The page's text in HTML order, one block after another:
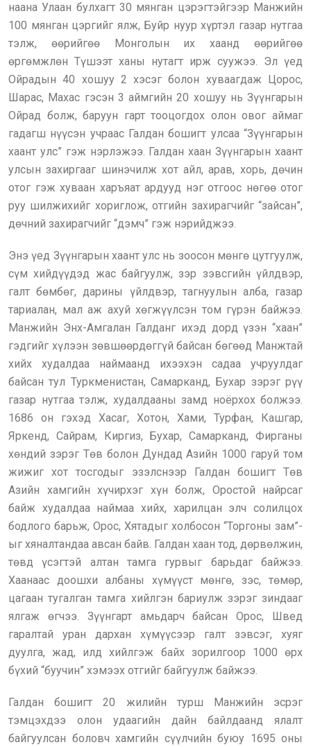
наана Улаан булхагт 30 мянган цэрэгтэйгээр Манжийн
100 мянган цэргийг ялж, Буйр нуур хүртэл газар нутгаа
тэлж, өөрийгөө Монголын их хаанд өөрийгөө
өргөмжлөн Түшээт ханы нутагт ирж суужээ. Эл үед
Ойрадын 40 хошуу 2 хэсэг болон хуваагдаж Цорос,
Шарас, Махас гэсэн 3 аймгийн 20 хошуу нь Зүүнгарын
Ойрад болж, баруун гарт тооцогдох олон овог аймаг
гадагш нүүсэн учраас Галдан бошигт улсаа “Зүүнгарын
хаант улс” гэж нэрлэжээ. Галдан хаан Зүүнгарын хаант
улсын захиргааг шинэчилж хот айл, арав, хорь, дөчин
отог гэж хуваан харъяат ардууд нэг отгоос нөгөө отог
руу шилжихийг хориглож, отгийн захирагчийг “зайсан”,
дөчний захирагчийг “дэмч” гэж нэрийджээ.
Энэ үед Зүүнгарын хаант улс нь зоосон мөнгө цутгуулж,
сүм хийдүүдэд жас байгуулж, зэр зэвсгийн үйлдвэр,
галт бөмбөг, дарины үйлдвэр, тагнуулын алба, газар
тариалан, мал аж ахуй хөгжүүлсэн том гүрэн байжээ.
Манжийн Энх-Амгалан Галданг ихэд дорд үзэн “хаан”
гэдгийг хүлээн зөвшөөрдөггүй байсан бөгөөд Манжтай
хийх худалдаа наймаанд ихээхэн садаа учруулдаг
байсан тул Туркменистан, Самарканд, Бухар зэрэг рүү
газар нутгаа тэлж, худалдааны замд ноёрхох болжээ.
1686 он гэхэд Хасаг, Хотон, Хами, Турфан, Кашгар,
Яркенд, Сайрам, Киргиз, Бухар, Самарканд, Фирганы
хөндий зэрэг Төв болон Дундад Азийн 1000 гаруй том
жижиг хот тосгодыг эзэлснээр Галдан бошигт Төв
Азийн хамгийн хүчирхэг хүн болж, Оростой найрсаг
байж худалдаа наймаа хийх, харилцан элч солилцох
бодлого барьж, Орос, Хятадыг холбосон “Торгоны зам”-
ыг хяналтандаа авсан байв. Галдан хаан тод, дөрвөлжин,
төвд үсэгтэй алтан тамга гурвыг барьдаг байжээ.
Хаанаас доошхи албаны хүмүүст мөнгө, зэс, төмөр,
цагаан тугалган тамга хийлгэн бариулж зэрэг зиндааг
ялгаж өгчээ. Зүүнгарт амьдарч байсан Орос, Швед
гаралтай уран дархан хүмүүсээр галт зэвсэг, хуяг
дуулга, жад, илд хийлгэж байх зорилгоор 1000 өрх
бүхий “буучин” хэмээх отгийг байгуулж байжээ.
Галдан бошигт 20 жилийн турш Манжийн эсрэг
тэмцэхдээ олон удаагийн дайн байлдаанд ялалт
байгуулсан боловч хамгийн сүүлчийн буюу 1695 оны